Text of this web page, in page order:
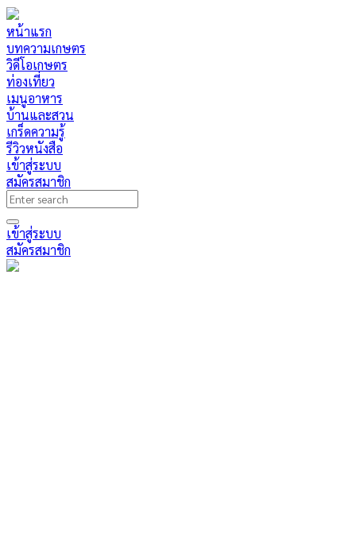
หน้าแรก
บทความเกษตร
วิดีโอเกษตร
ท่องเที่ยว
เมนูอาหาร
บ้านและสวน
เกร็ดความรู้
รีวิวหนังสือ
เข้าสู่ระบบ
สมัครสมาชิก
เข้าสู่ระบบ
สมัครสมาชิก